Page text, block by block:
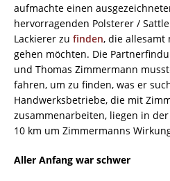
aufmachte einen
hervorragenden Polsterer /
Lackierer zu finden, die allesamt
gehen möchten. Die
und Thomas Zimmermann
fahren, um zu finden, was er
Handwerksbetriebe, die mit
zusammenarbeiten, liegen in
10 km um Zimmermanns
Aller Anfang war schwer